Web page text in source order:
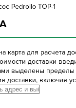
Pedrollo TOP-1
карта для расчета
доставки
выделены
доставки, включая